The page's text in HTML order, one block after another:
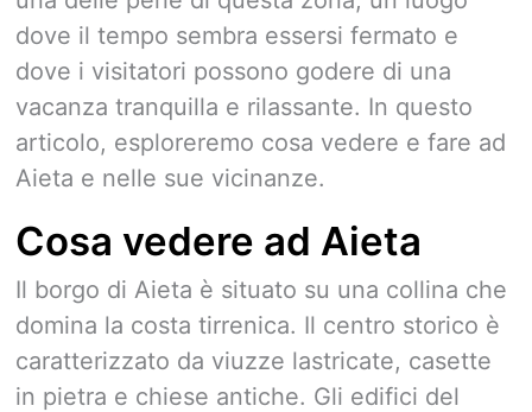
dove il tempo sembra essersi fermato e
dove i visitatori possono godere di una
vacanza tranquilla e rilassante. In questo
articolo, esploreremo cosa vedere e fare ad
Aieta e nelle sue vicinanze.
Cosa vedere ad Aieta
Il borgo di Aieta è situato su una collina che
domina la costa tirrenica. Il centro storico è
caratterizzato da viuzze lastricate, casette
in pietra e chiese antiche. Gli edifici del